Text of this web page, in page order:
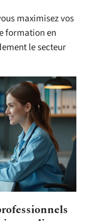
maximisez vos
formation en
le secteur